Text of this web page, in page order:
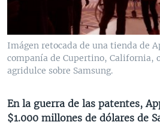
ENTRETENIMIENTO Y CULTURA
TECNOLOGÍA
DEPORTES
FOTOGRAFÍA
AUDIOS
PROGRAMAS TV
EL MUNDO AL DÍA
FORO INTERAMERICANO
LAS CLAVES
RADIO
AVANCE INFORMATIVO
BUENOS DÍAS AMÉRICA
DIRECT
Imágen retocada de una tienda de
companía de Cupertino, California,
agridulce sobre Samsung.
En la guerra de las patentes,
$1.000 millones de dólares de